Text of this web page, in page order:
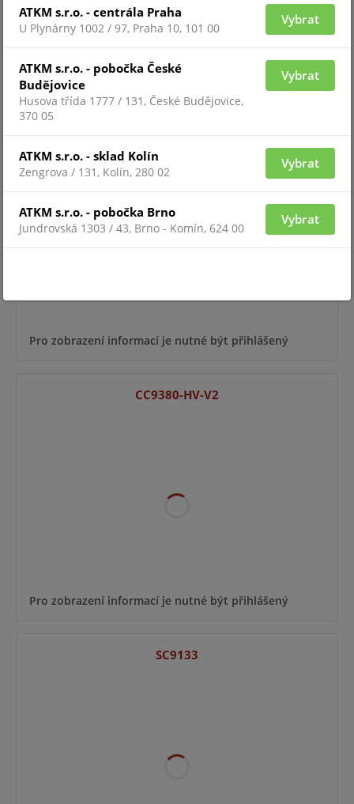
Pro zobrazení informací je nutné být přihlášený
FD9369
Pro zobrazení informací je nutné být přihlášený
CC9380-HV-V2
Pro zobrazení informací je nutné být přihlášený
SC9133
ATKM s.r.o. - centrála Praha
U Plynárny 1002 / 97, Praha 10, 101 00
Vybrat
ATKM s.r.o. - pobočka České
Budějovice
Husova třída 1777 / 131, České Budějovice,
370 05
Vybrat
ATKM s.r.o. - sklad Kolín
Zengrova / 131, Kolín, 280 02
Vybrat
ATKM s.r.o. - pobočka Brno
Jundrovská 1303 / 43, Brno - Komín, 624 00
Vybrat